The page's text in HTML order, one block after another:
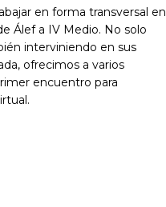
en forma transversal en
Álef a IV Medio. No solo
interviniendo en sus
ofrecimos a varios
encuentro para